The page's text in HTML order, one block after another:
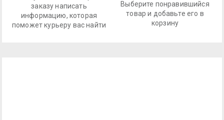
заказу написать
информацию, которая
поможет курьеру вас найти
Выберите понравившийся
товар и добавьте его в
корзину